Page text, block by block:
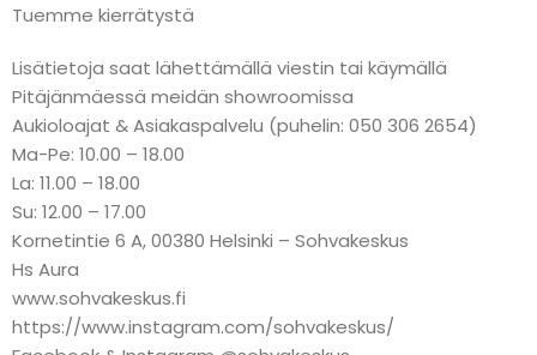
Tuemme kierrätystä
Lisätietoja saat lähettämällä viestin tai käymällä
Pitäjänmäessä meidän showroomissa
Aukioloajat & Asiakaspalvelu (puhelin: 050 306 2654)
Ma-Pe: 10.00 – 18.00
La: 11.00 – 18.00
Su: 12.00 – 17.00
Kornetintie 6 A, 00380 Helsinki – Sohvakeskus
Hs Aura
www.sohvakeskus.fi
https://www.instagram.com/sohvakeskus/